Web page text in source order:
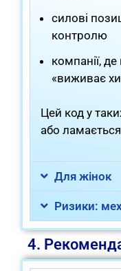
силові
контролю
компанії,
«виживає
Цей код у
або
Для жінок
Ризики:
4.